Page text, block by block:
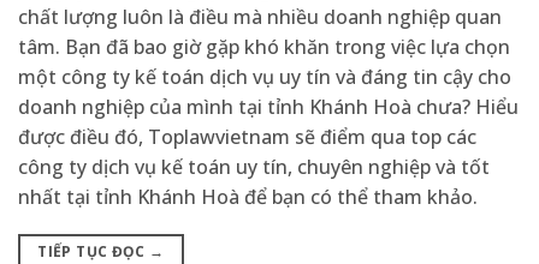
chất lượng luôn là điều mà nhiều doanh nghiệp quan
tâm. Bạn đã bao giờ gặp khó khăn trong việc lựa chọn
một công ty kế toán dịch vụ uy tín và đáng tin cậy cho
doanh nghiệp của mình tại tỉnh Khánh Hoà chưa? Hiểu
được điều đó, Toplawvietnam sẽ điểm qua top các
công ty dịch vụ kế toán uy tín, chuyên nghiệp và tốt
nhất tại tỉnh Khánh Hoà để bạn có thể tham khảo.
TIẾP TỤC ĐỌC →